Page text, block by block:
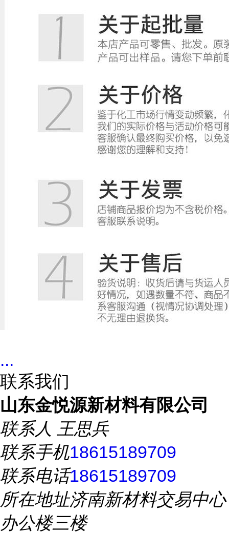
...
联系我们
山东金悦源新材料有限公司
联系人 王思兵
联系手机18615189709
联系电话18615189709
所在地址济南新材料交易中心
办公楼三楼